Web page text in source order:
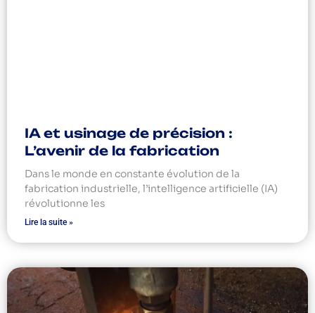
IA et usinage de précision :
L’avenir de la fabrication
Dans le monde en constante évolution de la
fabrication industrielle, l’intelligence artificielle (IA)
révolutionne les
Lire la suite »